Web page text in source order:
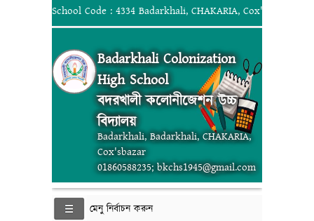
School Code : 4334 Badarkhali, CHAKARIA, Cox'sbazar;
Badarkhali Colonization
High School
বদরখালী কলোনীজেশন উচ্চ
বিদ্যালয়
Badarkhali, Badarkhali, CHAKARIA,
Cox'sbazar
01860588235; bkchs1945@gmail.com
মেনু নির্বাচন করুন